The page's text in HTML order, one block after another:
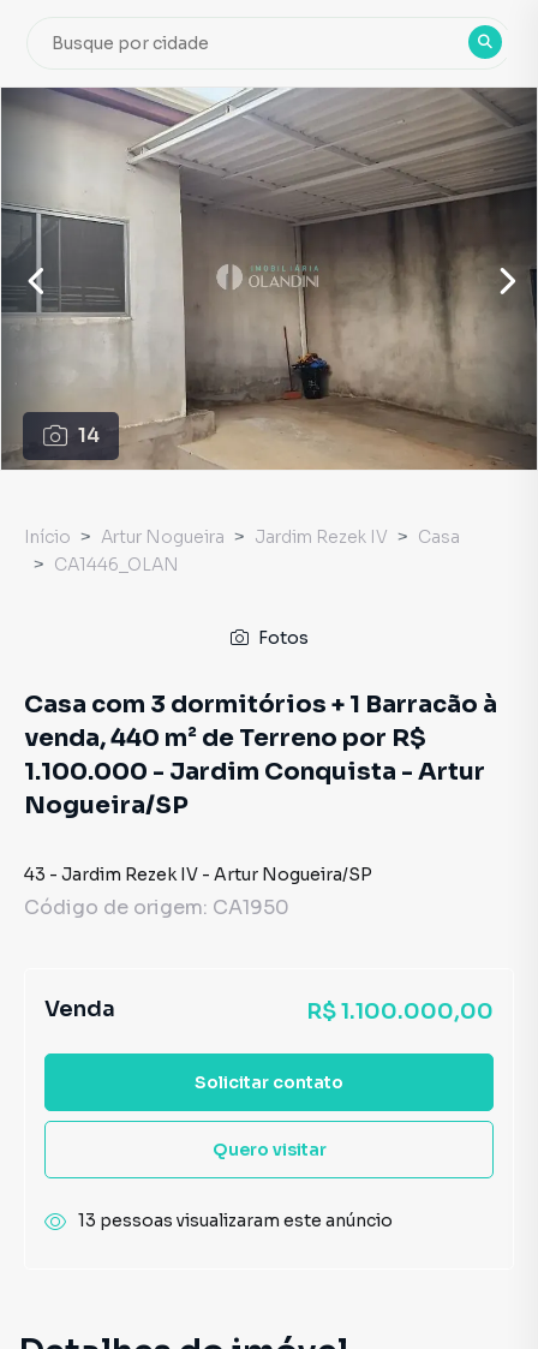
14
Início Artur Nogueira Jardim Rezek IV
Casa
CA1446_OLAN
Fotos
Casa com 3 dormitórios + 1 Barracão à
venda, 440 m² de Terreno por R$
1.100.000 - Jardim Conquista - Artur
Nogueira/SP
43 - Jardim Rezek IV - Artur Nogueira/SP
Código de origem: CA1950
Venda R$ 1.100.000,00
Solicitar contato
Quero visitar
13 pessoas visualizaram este anúncio